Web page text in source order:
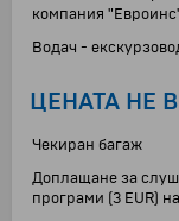
компания
Водач -
ЦЕНАТА НЕ
Чекиран багаж
Доплащане за
програми (3 EUR)